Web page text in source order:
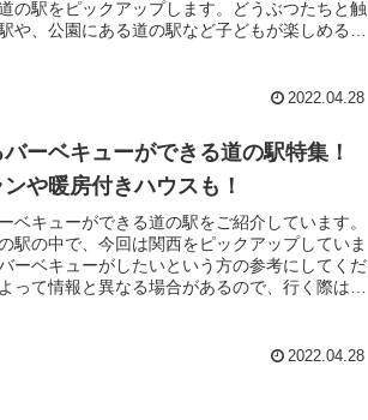
の駅をピックアップします。どうぶつたちと触
や、公園にある道の駅など子どもが楽しめる道
2022.04.28
ーベキューができる道の駅特集！
や暖房付きハウスも！
ベキューができる道の駅をご紹介しています。
駅の中で、今回は関西をピックアップしていま
ーベキューがしたいという方の参考にしてくだ
って情報と異なる場合があるので、行く際は直
2022.04.28